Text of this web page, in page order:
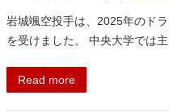
岩城颯空投手は、2025年のド
を受けました。 中央大学では
Read more